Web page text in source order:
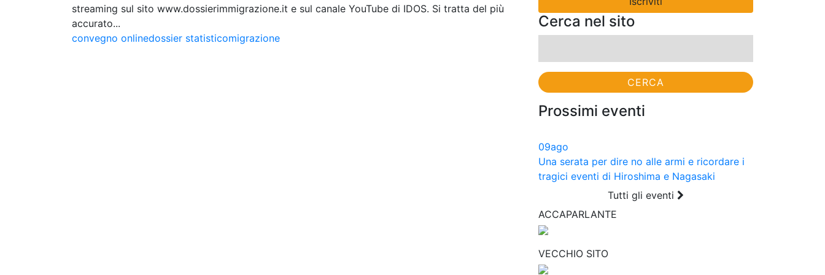
streaming sul sito www.dossierimmigrazione.it e sul canale YouTube di IDOS. Si tratta del più
accurato...
convegno onlinedossier statisticomigrazione
Cerca nel sito
Prossimi eventi
09ago
Una serata per dire no alle armi e ricordare i
tragici eventi di Hiroshima e Nagasaki
Tutti gli eventi
ACCAPARLANTE
VECCHIO SITO